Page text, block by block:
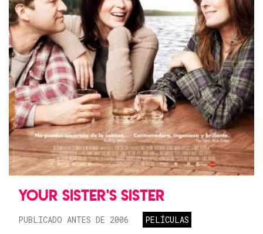
YOUR SISTER'S SISTER
PUBLICADO ANTES DE 2006
PELÍCULAS